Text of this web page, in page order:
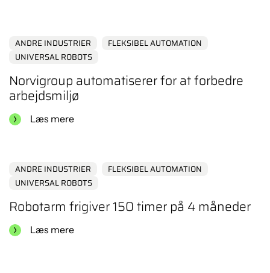
ANDRE INDUSTRIER
FLEKSIBEL AUTOMATION
UNIVERSAL ROBOTS
Norvigroup automatiserer for at forbedre
arbejdsmiljø
Læs mere
ANDRE INDUSTRIER
FLEKSIBEL AUTOMATION
UNIVERSAL ROBOTS
Robotarm frigiver 150 timer på 4 måneder
Læs mere